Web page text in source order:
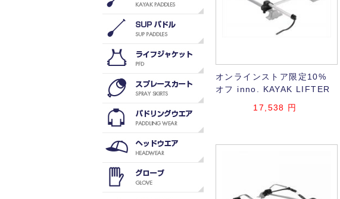
オンラインストア限定10%
オフ inno. KAYAK LIFTER
17,538 円